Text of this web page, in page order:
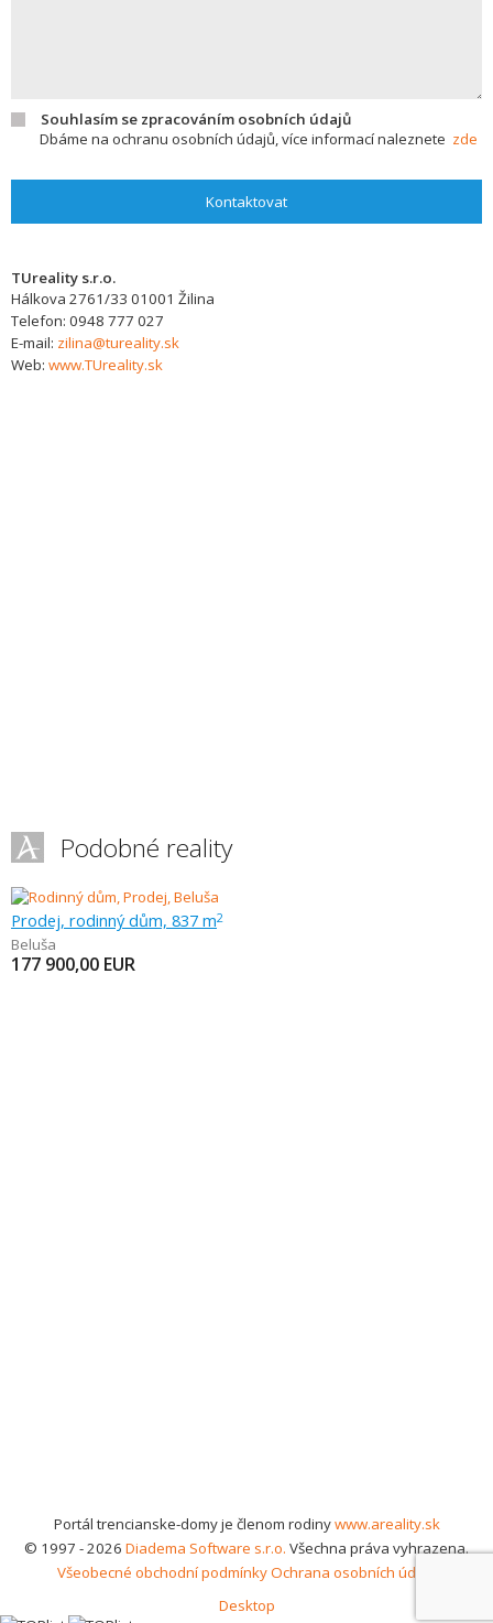
Souhlasím se zpracováním osobních údajů
Dbáme na ochranu osobních údajů, více informací naleznete zde
Kontaktovat
TUreality s.r.o.
Hálkova 2761/33 01001 Žilina
Telefon: 0948 777 027
E-mail: zilina@tureality.sk
Web: www.TUreality.sk
Podobné reality
Prodej, rodinný dům, 837 m2
Beluša
177 900,00 EUR
Portál trencianske-domy je členom rodinywww.areality.sk
© 1997 - 2026 Diadema Software s.r.o. Všechna práva vyhrazena.
Všeobecné obchodní podmínkyOchrana osobních údajů
Desktop